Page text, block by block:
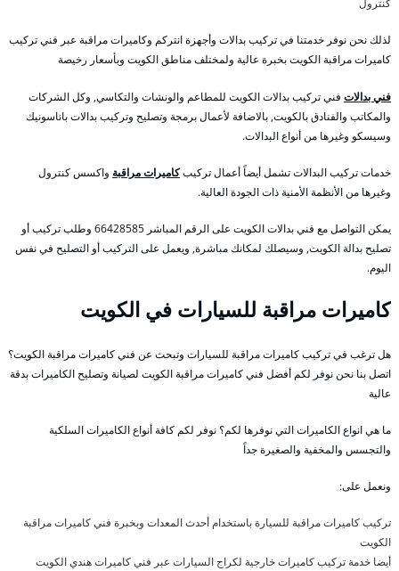
كنترول
لذلك نحن نوفر خدمتنا في تركيب بدالات وأجهزة انتركم وكاميرات مراقبة عبر فني تركيب
كاميرات مراقبة الكويت بخبرة عالية ولمختلف مناطق الكويت وبأسعار رخيصة
فني بدالات فني تركيب بدالات الكويت للمطاعم والونشات والتكاسي, وكل الشركات
والمكاتب والفنادق بالكويت, بالاضافة لأعمال برمجة وتصليح وتركيب بدالات باناسونيك
وسيسكو وغيرها من أنواع البدالات.
خدمات تركيب البدالات تشمل أيضاً أعمال تركيبكاميرات مراقبة واكسس كنترول
وغيرها من الأنظمة الأمنية ذات الجودة العالية.
يمكن التواصل مع فني بدالات الكويت على الرقم المباشر 66428585 وطلب تركيب أو
تصليح بدالة الكويت, وسيصلك لمكانك مباشرة, ويعمل على التركيب أو التصليح في نفس
اليوم.
كاميرات مراقبة للسيارات في الكويت
هل ترغب في تركيب كاميرات مراقبة للسيارات وتبحث عن فني كاميرات مراقبة الكويت؟
اتصل بنا نحن نوفر لكم أفضل فني كاميرات مراقبة الكويت لصيانة وتصليح الكاميرات بدقة
عالية
ما هي انواع الكاميرات التي نوفرها لكم؟ نوفر لكم كافة أنواع الكاميرات السلكية
والتجسس والمخفية والصغيرة جداً
ونعمل على:
تركيب كاميرات مراقبة للسيارة باستخدام أحدث المعدات وبخبرة فني كاميرات مراقبة
الكويت
أيضا خدمة تركيب كاميرات خارجية لكراج السيارات عبر فني كاميرات هندي الكويت